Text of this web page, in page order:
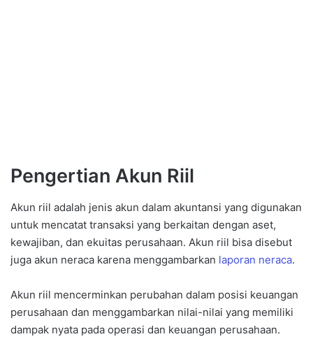
Pengertian Akun Riil
Akun riil adalah jenis akun dalam akuntansi yang digunakan
untuk mencatat transaksi yang berkaitan dengan aset,
kewajiban, dan ekuitas perusahaan. Akun riil bisa disebut
juga akun neraca karena menggambarkan laporan neraca.
Akun riil mencerminkan perubahan dalam posisi keuangan
perusahaan dan menggambarkan nilai-nilai yang memiliki
dampak nyata pada operasi dan keuangan perusahaan.